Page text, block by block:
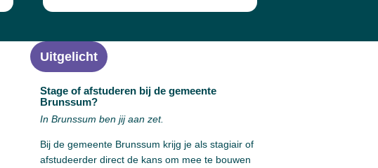
Uitgelicht
Stage of afstuderen bij de gemeente
Brunssum?
In Brunssum ben jij aan zet.
Bij de gemeente Brunssum krijg je als stagiair of
afstudeerder direct de kans om mee te bouwen